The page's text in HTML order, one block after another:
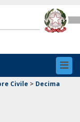
Civile > Decima